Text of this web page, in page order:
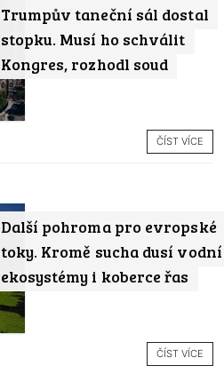
Trumpův taneční sál dostal
stopku. Musí ho schválit
Kongres, rozhodl soud
ČÍST VÍCE
Další pohroma pro evropské
toky. Kromě sucha dusí vodní
ekosystémy i koberce řas
ČÍST VÍCE